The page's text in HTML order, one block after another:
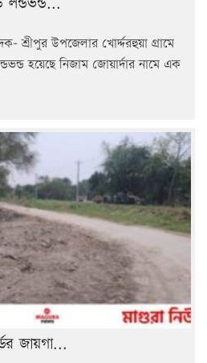
শ্রীপুর উপজেলার খোর্দ্দরহুয়া গ্রামে
হয়েছে নিজাম জোয়ার্দার নামে এক
জায়গা...